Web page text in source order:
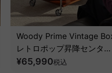
Woody Prime Vintage
レトロポップ昇降センター
テーブル【高級天然ツゲ
¥65,990税込